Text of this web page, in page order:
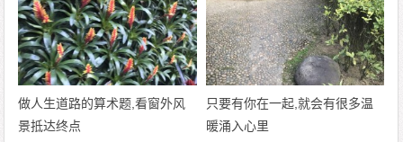
做人生道路的算术题,看窗外风
景抵达终点
只要有你在一起,就会有很多温
暖涌入心里